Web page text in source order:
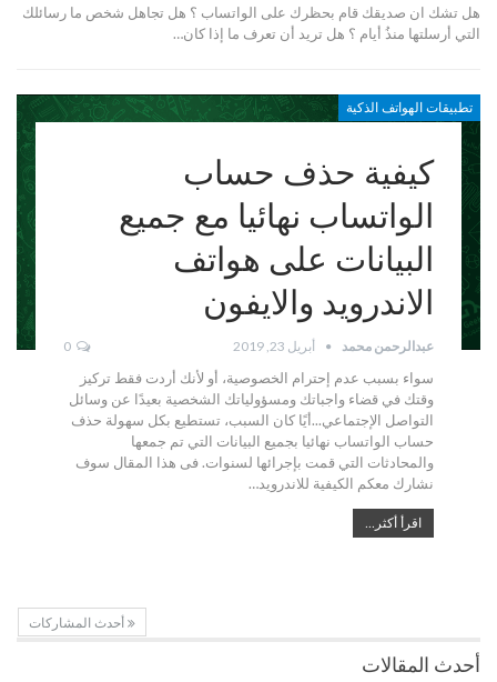
هل تشك ان صديقك قام بحظرك على الواتساب ؟ هل تجاهل شخص ما رسائلك
التي أرسلتها منذُ أيام ؟ هل تريد أن تعرف ما إذا كان…
تطبيقات الهواتف الذكية
كيفية حذف حساب
الواتساب نهائيا مع جميع
البيانات على هواتف
الاندرويد والايفون
عبدالرحمن محمد أبريل 23, 2019 0
سواء بسبب عدم إحترام الخصوصية، أو لأنك أردت فقط تركيز
وقتك في قضاء واجباتك ومسؤولياتك الشخصية بعيدًا عن وسائل
التواصل الإجتماعي...أيًا كان السبب، تستطيع بكل سهولة حذف
حساب الواتساب نهائيا بجميع البيانات التي تم جمعها
والمحادثات التي قمت بإجرائها لسنوات. فى هذا المقال سوف
نشارك معكم الكيفية للاندرويد…
اقرأ أكثر...
أحدث المشاركات
أحدث المقالات